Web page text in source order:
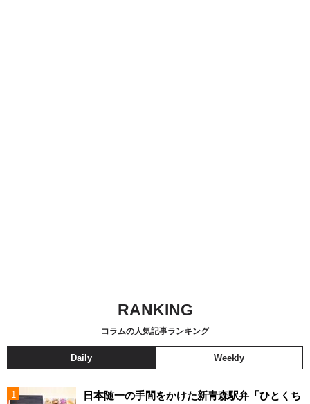
RANKING
コラムの人気記事ランキング
Daily Weekly
日本随一の手間をかけた新青森駅弁「ひとくち